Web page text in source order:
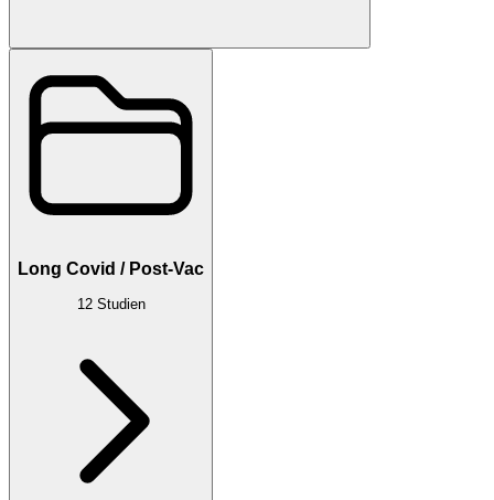
Long Covid / Post-Vac
12 Studien